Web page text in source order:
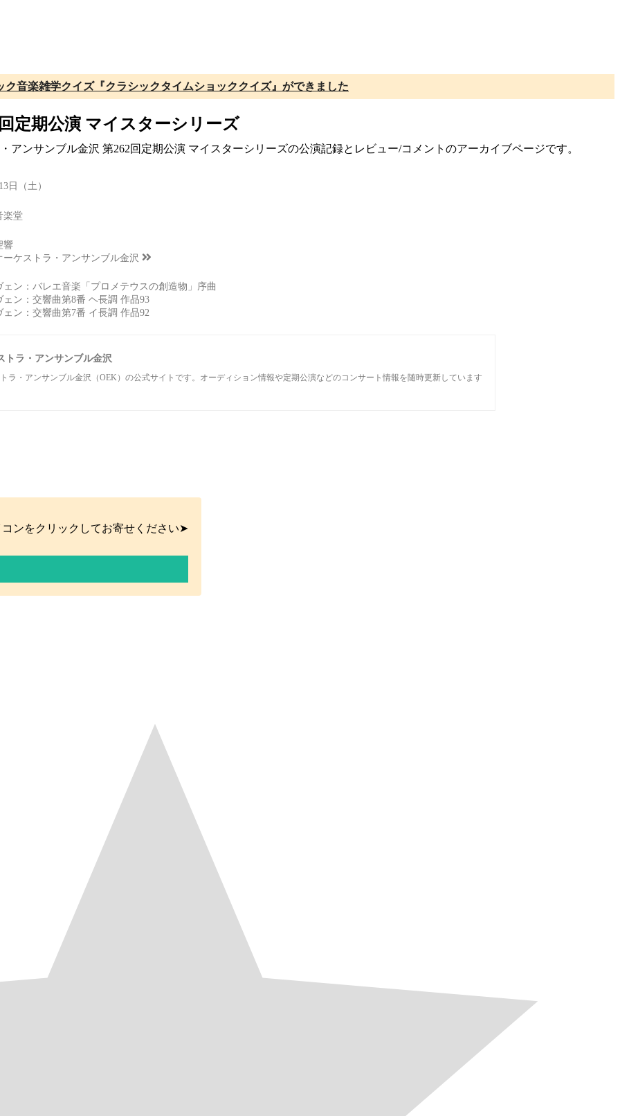
ク音楽雑学クイズ『クラシックタイムショッククイズ』ができました
定期公演 マイスターシリーズ
アンサンブル金沢 第262回定期公演 マイスターシリーズの公演記録とレビュー/コメントのアーカイブページです。
日（土）
楽堂
響
ーケストラ・アンサンブル金沢
ェン：バレエ音楽「プロメテウスの創造物」序曲
ェン：交響曲第8番 ヘ長調 作品93
ェン：交響曲第7番 イ長調 作品92
トラ・アンサンブル金沢
ラ・アンサンブル金沢（OEK）の公式サイトです。オーディション情報や定期公演などのコンサート情報を随時更新しています
ンをクリックしてお寄せください➤